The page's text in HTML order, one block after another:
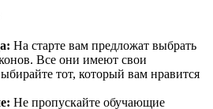
На старте вам предложат выбрать
Все они имеют свои
тот, который вам нравится
Не пропускайте обучающие